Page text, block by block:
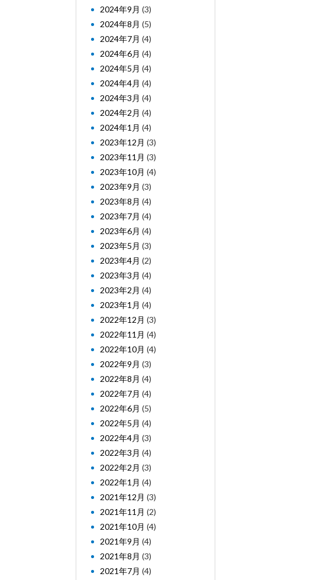
2024年9月 (3)
2024年8月 (5)
2024年7月 (4)
2024年6月 (4)
2024年5月 (4)
2024年4月 (4)
2024年3月 (4)
2024年2月 (4)
2024年1月 (4)
2023年12月 (3)
2023年11月 (3)
2023年10月 (4)
2023年9月 (3)
2023年8月 (4)
2023年7月 (4)
2023年6月 (4)
2023年5月 (3)
2023年4月 (2)
2023年3月 (4)
2023年2月 (4)
2023年1月 (4)
2022年12月 (3)
2022年11月 (4)
2022年10月 (4)
2022年9月 (3)
2022年8月 (4)
2022年7月 (4)
2022年6月 (5)
2022年5月 (4)
2022年4月 (3)
2022年3月 (4)
2022年2月 (3)
2022年1月 (4)
2021年12月 (3)
2021年11月 (2)
2021年10月 (4)
2021年9月 (4)
2021年8月 (3)
2021年7月 (4)